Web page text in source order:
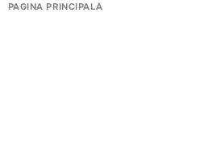
PAGINA PRINCIPALĂ